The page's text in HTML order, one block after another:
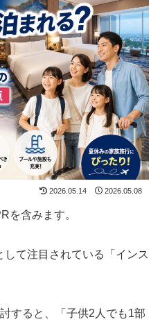
2026.05.14 2026.05.08
を含みます。
て注目されている「インス
すると、「子供2人でも1部